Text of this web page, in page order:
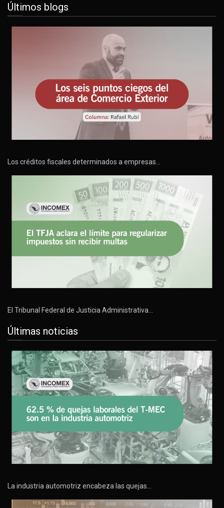
Últimos blogs
Los créditos fiscales determinados a empresas…
El Tribunal Federal de Justicia Administrativa…
Últimas noticias
La industria automotriz encabeza las quejas…